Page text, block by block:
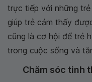
trực tiếp với những
giúp trẻ cảm thấy
cũng là cơ hội để trẻ
trong cuộc sống và
Chăm sóc tinh